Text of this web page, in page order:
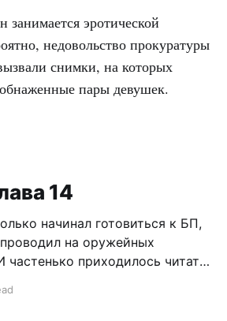
эротической
недовольство прокуратуры
снимки, на которых
пары девушек.
14
начинал готовиться к БП,
на оружейных
приходилось читать
ли это в России. Как